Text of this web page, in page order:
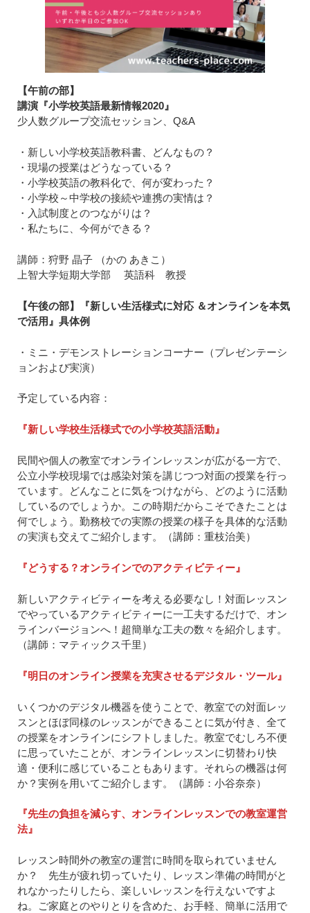
【午前の部】
講演『小学校英語最新情報2020』
少人数グループ交流セッション、Q&A
・新しい小学校英語教科書、どんなもの？
・現場の授業はどうなっている？
・小学校英語の教科化で、何が変わった？
・小学校～中学校の接続や連携の実情は？
・入試制度とのつながりは？
・私たちに、今何ができる？
講師：狩野 晶子 （かの あきこ）
上智大学短期大学部 英語科 教授
【午後の部】
『新しい生活様式に対応 ＆オンラインを本気
で活用』具体例
・ミニ・デモンストレーションコーナー（プレゼンテーシ
ョンおよび実演）
予定している内容：
『新しい学校生活様式での小学校英語活動』
民間や個人の教室でオンラインレッスンが広がる一方で、
公立小学校現場では感染対策を講じつつ対面の授業を行っ
ています。どんなことに気をつけながら、どのように活動
しているのでしょうか。この時期だからこそできたことは
何でしょう。勤務校での実際の授業の様子を具体的な活動
の実演も交えてご紹介します。（講師：重枝治美）
『どうする？オンラインでのアクティビティー』
新しいアクティビティーを考える必要なし！対面レッスン
でやっているアクティビティーに一工夫するだけで、オン
ラインバージョンへ！超簡単な工夫の数々を紹介します。
（講師：マティックス千里）
『明日のオンライン授業を充実させるデジタル・ツール』
いくつかのデジタル機器を使うことで、教室での対面レッ
スンとほぼ同様のレッスンができることに気が付き、全て
の授業をオンラインにシフトしました。教室でむしろ不便
に思っていたことが、オンラインレッスンに切替わり快
適・便利に感じていることもあります。それらの機器は何
か？実例を用いてご紹介します。（講師：小谷奈奈）
『先生の負担を減らす、オンラインレッスンでの教室運営
法』
レッスン時間外の教室の運営に時間を取られていません
か？ 先生が疲れ切っていたり、レッスン準備の時間がと
れなかったりしたら、楽しいレッスンを行えないですよ
ね。ご家庭とのやりとりを含めた、お手軽、簡単に活用で